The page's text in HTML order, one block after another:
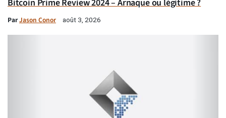
Bitcoin Prime Review 2024 – Arnaque ou légitime ?
ParJason Conor août 3, 2026